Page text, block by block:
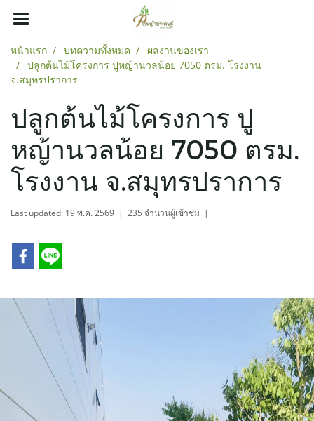
หน้าแรก บทความทั้งหมด
ผลงานของเรา
ปลูกต้นไม้โครงการ ปูหญ้านวลน้อย 7050 ตรม. โรงงาน
จ.สมุทรปราการ
ปลูกต้นไม้โครงการ ปู
หญ้านวลน้อย 7050 ตรม.
โรงงาน จ.สมุทรปราการ
Last updated: 19 พ.ค. 2569 | 235 จำนวนผู้เข้าชม |